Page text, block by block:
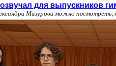
для выпускников
Мизурова можно посмотреть,